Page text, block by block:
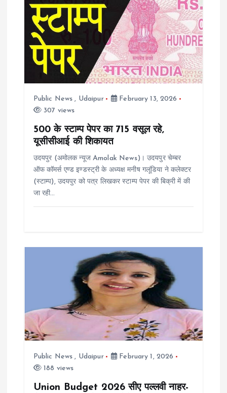
a
Public News , Udaipur
February 13, 2026
307 views
500 के स्टाम्प पेपर का 715 वसूल रहे,
यूसीसीआई की शिकायत
उदयपुर (अमोलक न्यूज Amolak News)। उदयपुर चेम्बर
ऑफ कॉमर्स एण्ड इण्डस्ट्री के अध्यक्ष मनीष गलूंडिया ने कलेक्टर
(स्टाम्प), उदयपुर को पत्र लिखकर स्टाम्प पेपर की बिक्री में की
जा रही…
Public News , Udaipur
February 1, 2026
188 views
Union Budget 2026 सीए पल्लवी नाहर-